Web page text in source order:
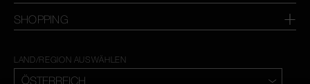
SHOPPING
LAND/REGION AUSWÄHLEN